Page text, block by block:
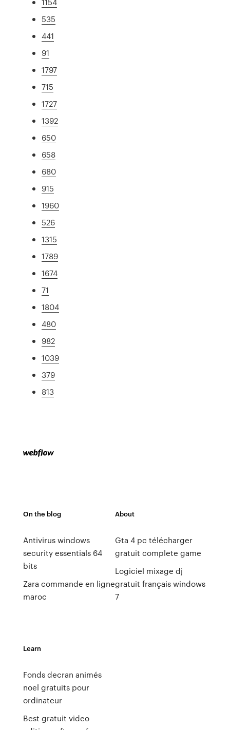
535
441
91
1797
715
1727
1392
650
658
680
915
1960
526
1315
1789
1674
71
1804
480
982
1039
379
813
On the blog
Antivirus windows
security essentials 64
bits
Zara commande en ligne
maroc
About
Gta 4 pc télécharger
gratuit complete game
Logiciel mixage dj
gratuit français windows
7
Learn
Fonds decran animés
noel gratuits pour
ordinateur
Best gratuit video